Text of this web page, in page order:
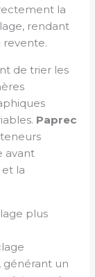
la
rendant
revente.
de trier les
Paprec
avant
la
plus
générant un